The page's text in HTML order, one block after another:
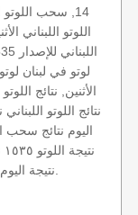
14, سحب
اللوتو اللبناني
نتائج اللوتو اللبناني